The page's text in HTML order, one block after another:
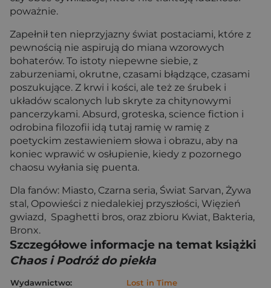
poważnie.
Zapełnił ten nieprzyjazny świat postaciami, które z
pewnością nie aspirują do miana wzorowych
bohaterów. To istoty niepewne siebie, z
zaburzeniami, okrutne, czasami błądzące, czasami
poszukujące. Z krwi i kości, ale też ze śrubek i
układów scalonych lub skryte za chitynowymi
pancerzykami. Absurd, groteska, science fiction i
odrobina filozofii idą tutaj ramię w ramię z
poetyckim zestawieniem słowa i obrazu, aby na
koniec wprawić w osłupienie, kiedy z pozornego
chaosu wyłania się puenta.
Dla fanów: Miasto, Czarna seria, Świat Sarvan, Żywa
stal, Opowieści z niedalekiej przyszłości, Więzień
gwiazd, Spaghetti bros, oraz zbioru Kwiat, Bakteria,
Bronx.
Szczegółowe informacje na temat książki
Chaos i Podróż do piekła
Wydawnictwo:
Lost in Time